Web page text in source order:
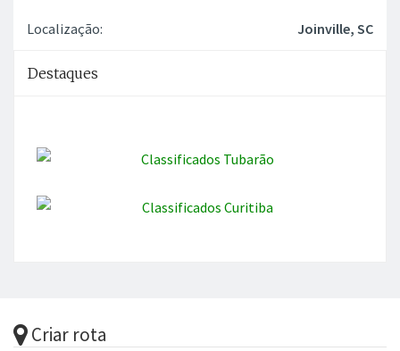
Localização: Joinville, SC
Destaques
Criar rota